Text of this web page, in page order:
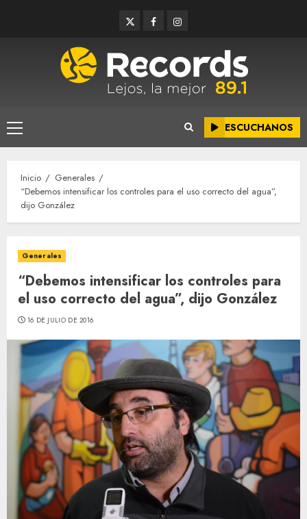
TwitterFacebookInstagram
Menú
principal
ESCUCHANOS
Inicio
Generales
“Debemos intensificar los controles para el uso correcto del agua”,
dijo González
Generales
“Debemos intensificar los controles para
el uso correcto del agua”, dijo González
16 DE JULIO DE 2016